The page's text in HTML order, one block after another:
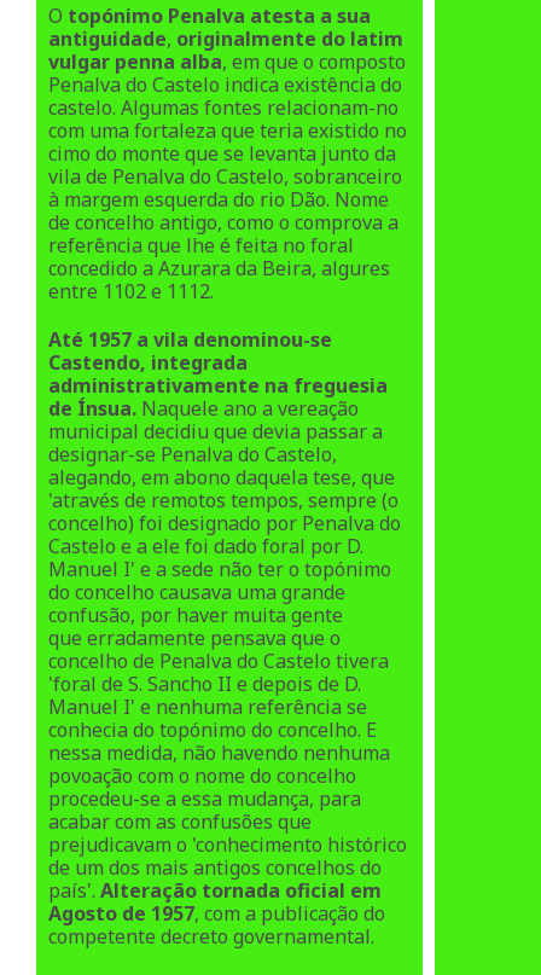
O topónimo Penalva atesta a sua
antiguidade, originalmente do latim
vulgar penna alba, em que o composto
Penalva do Castelo indica existência do
castelo. Algumas fontes relacionam-no
com uma fortaleza que teria existido no
cimo do monte que se levanta junto da
vila de Penalva do Castelo, sobranceiro
à margem esquerda do rio Dão. Nome
de concelho antigo, como o comprova a
referência que lhe é feita no foral
concedido a Azurara da Beira, algures
entre 1102 e 1112.
Até 1957 a vila denominou-se
Castendo, integrada
administrativamente na freguesia
de Ínsua. Naquele ano a vereação
municipal decidiu que devia passar a
designar-se Penalva do Castelo,
alegando, em abono daquela tese, que
'através de remotos tempos, sempre (o
concelho) foi designado por Penalva do
Castelo e a ele foi dado foral por D.
Manuel I' e a sede não ter o topónimo
do concelho causava uma grande
confusão, por haver muita gente
que erradamente pensava que o
concelho de Penalva do Castelo tivera
'foral de S. Sancho II e depois de D.
Manuel I' e nenhuma referência se
conhecia do topónimo do concelho. E
nessa medida, não havendo nenhuma
povoação com o nome do concelho
procedeu-se a essa mudança, para
acabar com as confusões que
prejudicavam o 'conhecimento histórico
de um dos mais antigos concelhos do
país'. Alteração tornada oficial em
Agosto de 1957, com a publicação do
competente decreto governamental.